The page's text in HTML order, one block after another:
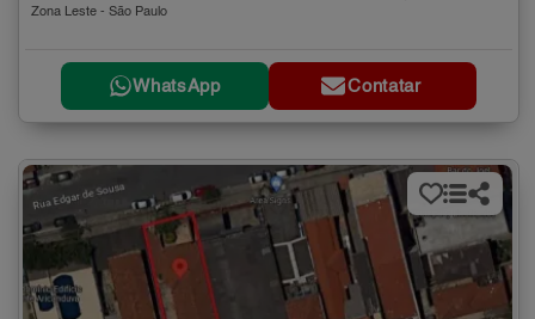
Zona Leste - São Paulo
WhatsApp Contatar